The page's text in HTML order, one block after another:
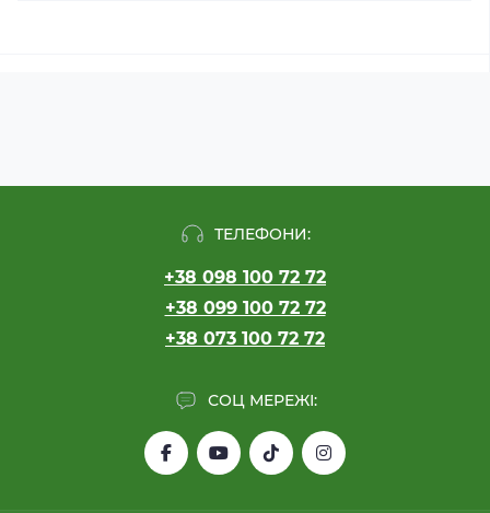
ТЕЛЕФОНИ:
+38 098 100 72 72
+38 099 100 72 72
+38 073 100 72 72
СОЦ МЕРЕЖІ: